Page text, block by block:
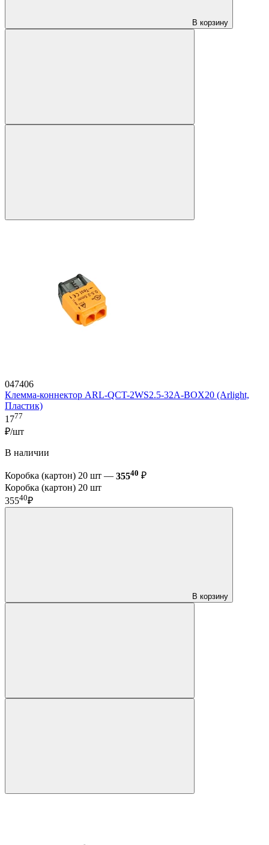
В корзину
047406
Клемма-коннектор ARL-QCT-2WS2.5-32A-BOX20 (Arlight,
Пластик)
1777
₽/шт
В наличии
Коробка (картон) 20 шт — 35540 ₽
Коробка (картон) 20 шт
35540₽
В корзину